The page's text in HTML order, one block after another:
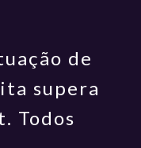
de
supera
Todos